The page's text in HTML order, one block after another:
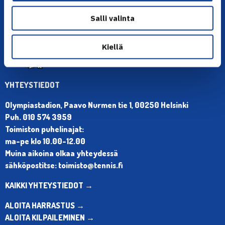
Salli valinta
Kiellä
YHTEYSTIEDOT
Olympiastadion, Paavo Nurmen tie 1, 00250 Helsinki
Puh. 010 574 3959
Toimiston puhelinajat:
ma-pe klo 10.00-12.00
Muina aikoina olkaa yhteydessä
sähköpostitse: toimisto@tennis.fi
KAIKKI YHTEYSTIEDOT →
ALOITA HARRASTUS →
ALOITA KILPAILEMINEN →